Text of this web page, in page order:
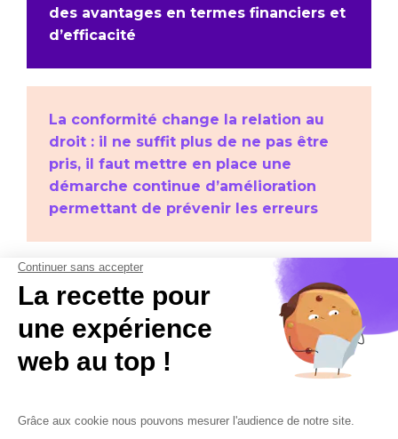
des avantages en termes financiers et
d’efficacité
La conformité change la relation au
droit : il ne suffit plus de ne pas être
pris, il faut mettre en place une
démarche continue d’amélioration
permettant de prévenir les erreurs
Découvrez la démarche d’audit de
Cobham Solutions